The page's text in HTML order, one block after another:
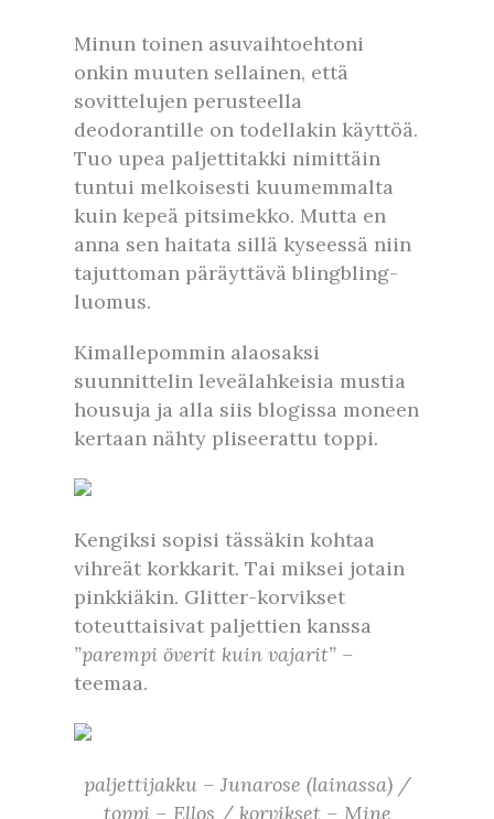
Minun toinen asuvaihtoehtoni
onkin muuten sellainen, että
sovittelujen perusteella
deodorantille on todellakin käyttöä.
Tuo upea paljettitakki nimittäin
tuntui melkoisesti kuumemmalta
kuin kepeä pitsimekko. Mutta en
anna sen haitata sillä kyseessä niin
tajuttoman päräyttävä blingbling-
luomus.
Kimallepommin alaosaksi
suunnittelin leveälahkeisia mustia
housuja ja alla siis blogissa moneen
kertaan nähty pliseerattu toppi.
Kengiksi sopisi tässäkin kohtaa
vihreät korkkarit. Tai miksei jotain
pinkkiäkin. Glitter-korvikset
toteuttaisivat paljettien kanssa
”parempi överit kuin vajarit” –
teemaa.
paljettijakku – Junarose (lainassa) /
toppi – Ellos / korvikset – Mine